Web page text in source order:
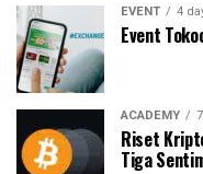
EVENT 4
Event
ACADEMY
Riset
Tiga